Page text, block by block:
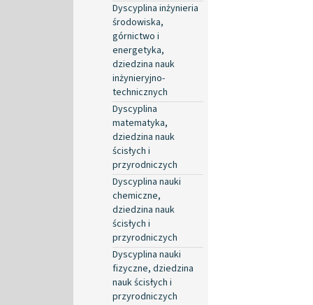
Dyscyplina inżynieria
środowiska,
górnictwo i
energetyka,
dziedzina nauk
inżynieryjno-
technicznych
Dyscyplina
matematyka,
dziedzina nauk
ścisłych i
przyrodniczych
Dyscyplina nauki
chemiczne,
dziedzina nauk
ścisłych i
przyrodniczych
Dyscyplina nauki
fizyczne, dziedzina
nauk ścisłych i
przyrodniczych